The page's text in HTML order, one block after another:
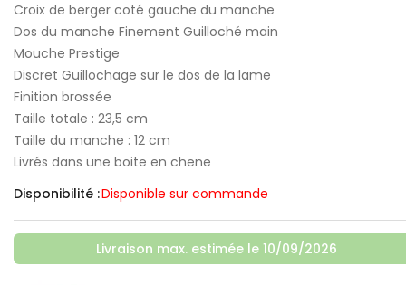
Croix de berger coté gauche du manche
Dos du manche Finement Guilloché main
Mouche Prestige
Discret Guillochage sur le dos de la lame
Finition brossée
Taille totale : 23,5 cm
Taille du manche : 12 cm
Livrés dans une boite en chene
Disponibilité :Disponible sur commande
Livraison max. estimée le 10/09/2026